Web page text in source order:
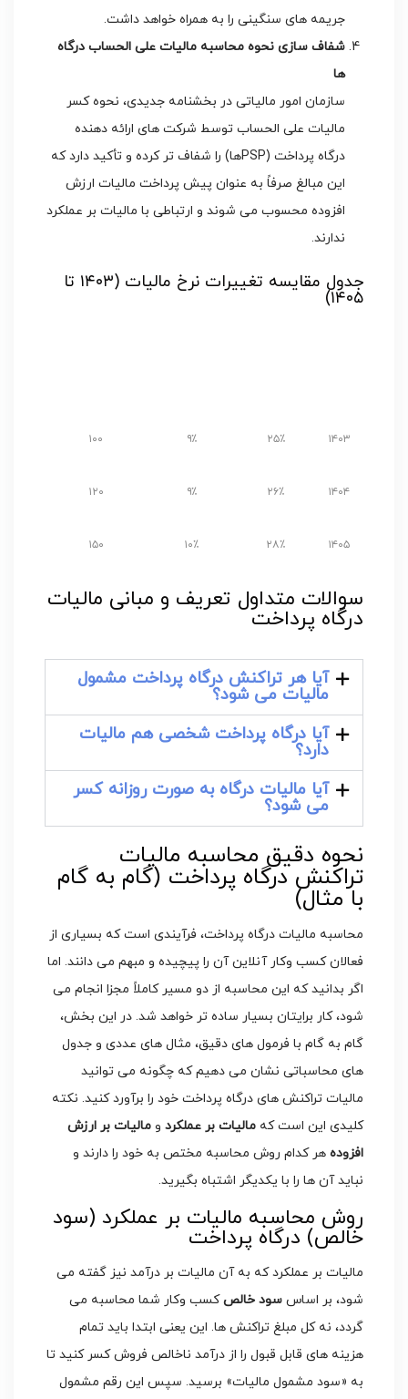
جریمه های سنگینی را به همراه خواهد داشت.
شفاف سازی نحوه محاسبه مالیات علی الحساب درگاه
ها
سازمان امور مالیاتی در بخشنامه جدیدی، نحوه کسر
مالیات علی الحساب توسط شرکت های ارائه دهنده
درگاه پرداخت (PSPها) را شفاف تر کرده و تأکید دارد که
این مبالغ صرفاً به عنوان پیش پرداخت مالیات ارزش
افزوده محسوب می شوند و ارتباطی با مالیات بر عملکرد
ندارند.
جدول مقایسه تغییرات نرخ مالیات (۱۴۰۳ تا
۱۴۰۵)
۱۴۰۳ ۲۵٪ ۹٪ ۱۰۰
۱۴۰۴ ۲۶٪ ۹٪ ۱۲۰
۱۴۰۵ ۲۸٪ ۱۰٪ ۱۵۰
سوالات متداول تعریف و مبانی مالیات
درگاه پرداخت
آیا هر تراکنش درگاه پرداخت مشمول
مالیات می شود؟
آیا درگاه پرداخت شخصی هم مالیات
دارد؟
آیا مالیات درگاه به صورت روزانه کسر
می شود؟
نحوه دقیق محاسبه مالیات
تراکنش درگاه پرداخت (گام به گام
با مثال)
محاسبه مالیات درگاه پرداخت، فرآیندی است که بسیاری از
فعالان کسب وکار آنلاین آن را پیچیده و مبهم می دانند. اما
اگر بدانید که این محاسبه از دو مسیر کاملاً مجزا انجام می
شود، کار برایتان بسیار ساده تر خواهد شد. در این بخش،
گام به گام با فرمول های دقیق، مثال های عددی و جدول
های محاسباتی نشان می دهیم که چگونه می توانید
مالیات تراکنش های درگاه پرداخت خود را برآورد کنید. نکته
کلیدی این است که مالیات بر عملکرد و مالیات بر ارزش
افزوده هر کدام روش محاسبه مختص به خود را دارند و
نباید آن ها را با یکدیگر اشتباه بگیرید.
روش محاسبه مالیات بر عملکرد (سود
خالص) درگاه پرداخت
مالیات بر عملکرد که به آن مالیات بر درآمد نیز گفته می
شود، بر اساس سود خالصکسب وکار شما محاسبه می
گردد، نه کل مبلغ تراکنش ها. این یعنی ابتدا باید تمام
هزینه های قابل قبول را از درآمد ناخالص فروش کسر کنید تا
به «سود مشمول مالیات» برسید. سپس این رقم مشمول